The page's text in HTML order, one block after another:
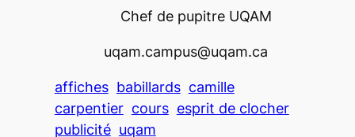
Chef de pupitre UQAM
uqam.campus@uqam.ca
affiches babillards camille
carpentier cours esprit de clocher
publicité uqam